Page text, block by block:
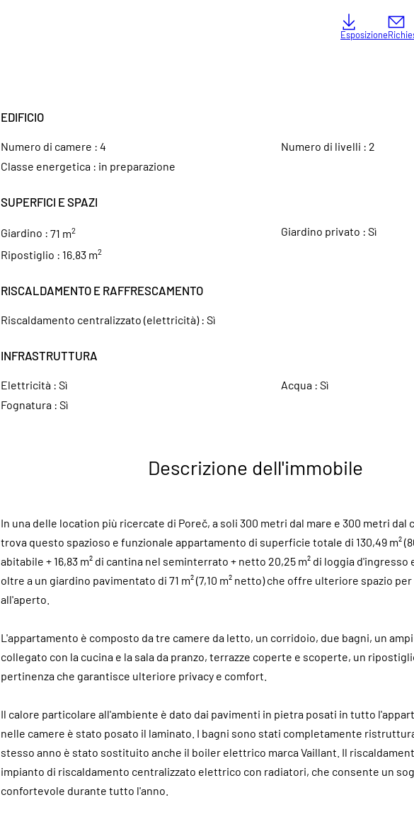
Esposizione
EDIFICIO
Numero di camere : 4 Numero di livelli : 2
Classe energetica : in preparazione
SUPERFICI E SPAZI
Giardino : 71 m2 Giardino privato : Sì
Ripostiglio : 16.83 m2
RISCALDAMENTO E RAFFRESCAMENTO
Riscaldamento centralizzato (elettricità) : Sì
INFRASTRUTTURA
Elettricità : Sì Acqua : Sì
Fognatura : Sì
Descrizione dell'immobile
In una delle location più ricercate di Poreč, a soli 300 metri dal mare e 300 metri dal
trova questo spazioso e funzionale appartamento di superficie totale di 130,49 m²
abitabile + 16,83 m² di cantina nel seminterrato + netto 20,25 m² di loggia
oltre a un giardino pavimentato di 71 m² (7,10 m² netto) che offre ulteriore spazio
all'aperto.
L'appartamento è composto da tre camere da letto, un corridoio, due bagni, un
collegato con la cucina e la sala da pranzo, terrazze coperte e scoperte, un
pertinenza che garantisce ulteriore privacy e comfort.
Il calore particolare all'ambiente è dato dai pavimenti in pietra posati in tutto
nelle camere è stato posato il laminato. I bagni sono stati completamente
stesso anno è stato sostituito anche il boiler elettrico marca Vaillant. Il
impianto di riscaldamento centralizzato elettrico con radiatori, che consente un
confortevole durante tutto l'anno.